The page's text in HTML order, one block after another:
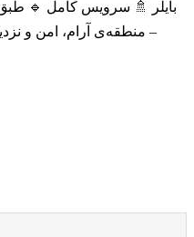
– منطقه‌ی آرام، امن و نزدیک به بازار و مکتب 🏫🛍نمره دوم